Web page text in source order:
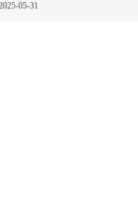
05-31